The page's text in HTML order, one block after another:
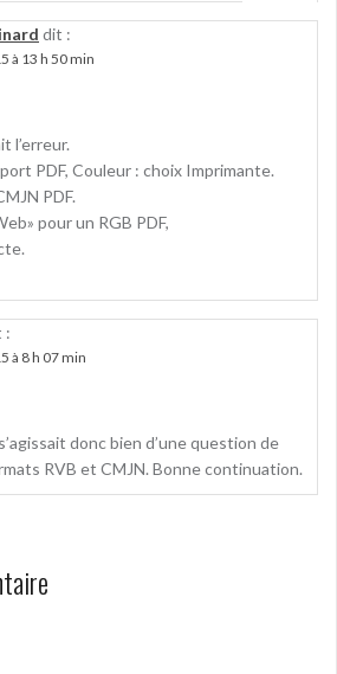
dit :
à 13 h 50 min
l’erreur.
PDF, Couleur : choix Imprimante.
PDF.
pour un RGB PDF,
:
à 8 h 07 min
donc bien d’une question de
RVB et CMJN. Bonne continuation.